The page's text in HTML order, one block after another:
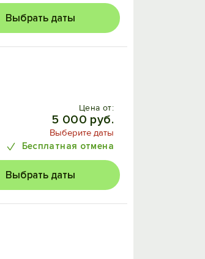
Выбрать даты
Цена от:
5 000 руб.
Выберите даты
Бесплатная отмена
Выбрать даты